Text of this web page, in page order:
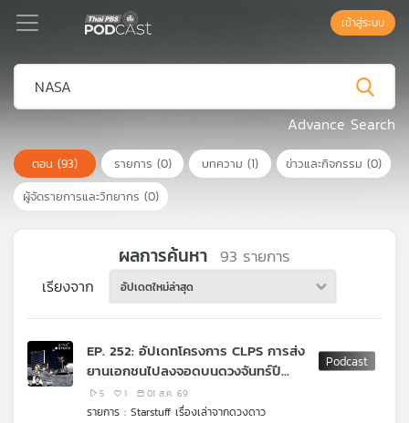
Podcast
เพล
ย์
ลิ
เพล
สต์
เข้าสู่ระบบ
Advance Search
ตอน (93) รายการ (0) บทความ (1) ข่าวและกิจกรรม (0)
ผู้จัดรายการและวิทยากร (0)
ผลการค้นหา 93 รายการ
เรียงจาก อัปเดตใหม่ล่าสุด
EP. 252: อัปเดทโครงการ CLPS การส่ง
ยานเอกชนไปลงจอดบนดวงจันทร์ปี
2026
5 1 01 ส.ค. 69
รายการ : Starstuff เรื่องเล่าจากดวงดาว